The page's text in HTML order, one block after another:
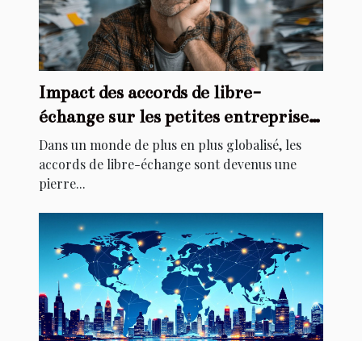
Impact des accords de libre-
échange sur les petites entreprises
locales
Dans un monde de plus en plus globalisé, les
accords de libre-échange sont devenus une
pierre...